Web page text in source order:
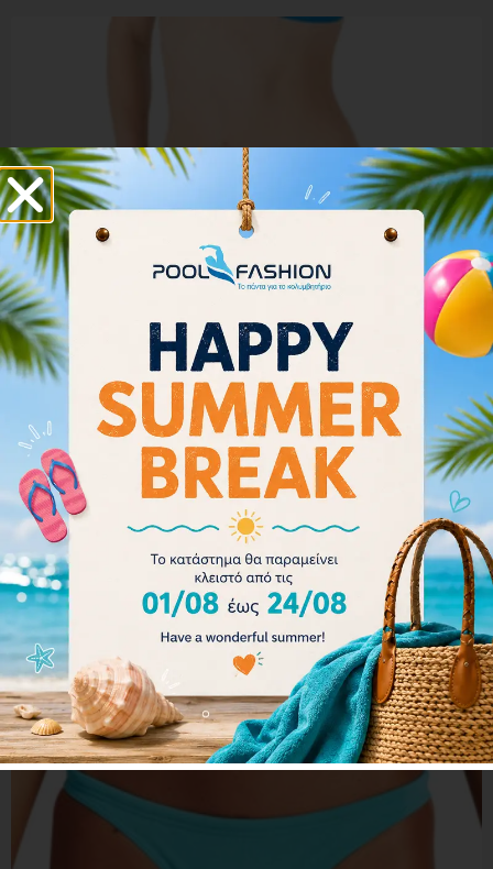
Arena Women Bikini Bottom Brief Rulebreaker Free
001113-503
Διαβάστε περισσότερα
- 22%